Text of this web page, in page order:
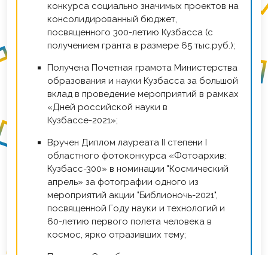
конкурса социально значимых проектов на
консолидированный бюджет,
посвященного 300-летию Кузбасса (с
получением гранта в размере 65 тыс.руб.);
получена Почетная грамота Министерства
образования и науки Кузбасса за большой
вклад в проведение мероприятий в рамках
«Дней российской науки в
Кузбассе-2021»;
вручен Диплом лауреата II степени I
областного фотоконкурса «Фотоархив:
Кузбасс-300» в номинации "Космический
апрель» за фотографии одного из
мероприятий акции "Библионочь-2021",
посвященной Году науки и технологий и
60-летию первого полета человека в
космос, ярко отразивших тему;